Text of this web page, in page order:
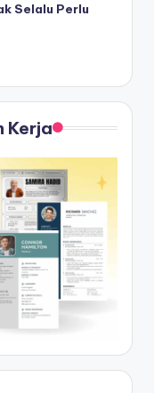
Selalu Perlu
Kerja